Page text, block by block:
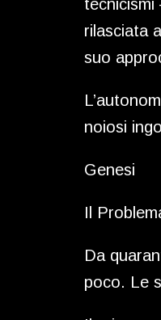
tecnicismi
rilasciata
suo
noiosi
Genesi
Il
Da
poco. Le